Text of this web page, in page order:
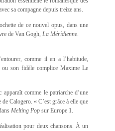
sa compagne depuis treize ans.
de ce nouvel opus, dans une
de Van Gogh, La Méridienne.
comme il en a l’habitude,
ou son fidèle complice Maxime Le
comme le patriarche d’une
Calogero. « C’est grâce à elle que
Melting Pop sur Europe 1.
pour deux chansons. À un